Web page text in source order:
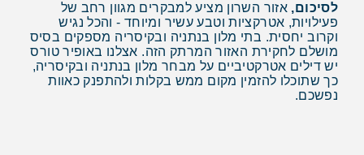
לסיכום, אזור השרון מציע למבקרים מגוון רחב של
פעילויות, אטרקציות וטבע עשיר ומיוחד - והכל נגיש
וקרוב יחסית. בתי מלון בנתניה ובקיסריה מספקים בסיס
מושלם לחקירת האזור המרתק הזה. אצלנו באופיר טורס
יש דילים אטרקטיביים על מבחר מלון בנתניה ובקיסריה,
כך שתוכלו להזמין מקום ממש בקלות ולהתפנק כאוות
נפשכם.